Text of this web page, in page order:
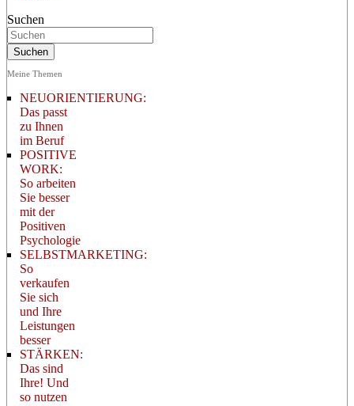
Suchen
Meine Themen
NEUORIENTIERUNG:
Das passt
zu Ihnen
im Beruf
POSITIVE
WORK:
So arbeiten
Sie besser
mit der
Positiven
Psychologie
SELBSTMARKETING:
So
verkaufen
Sie sich
und Ihre
Leistungen
besser
STÄRKEN:
Das sind
Ihre! Und
so nutzen